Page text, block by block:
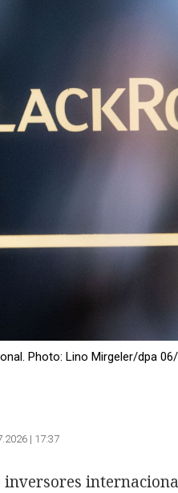
Photo: Lino Mirgeler/dpa
| 17:37
inversores